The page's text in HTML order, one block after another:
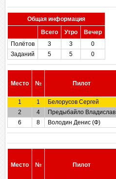
Общая информация
Всего
Утро
Вечер
Полётов
3 3
0
Заданий
5 5 0
Место № Пилот
1
1 Белорусов Сергей
2
4 Предыбайло Владислав
6
8 Володин Денис (Ф)
Место № Пилот